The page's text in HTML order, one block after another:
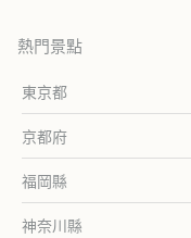
熱門景點
東京都
京都府
福岡縣
神奈川縣